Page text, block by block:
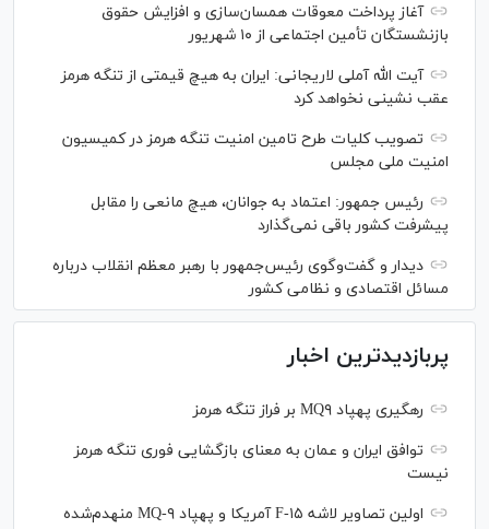
آغاز پرداخت معوقات همسان‌سازی و افزایش حقوق
بازنشستگان تأمین اجتماعی از ۱۰ شهریور
آیت الله آملی لاریجانی: ایران به هیچ قیمتی از تنگه هرمز
عقب نشینی نخواهد کرد
تصویب کلیات طرح تامین امنیت تنگه هرمز در کمیسیون
امنیت ملی مجلس
رئیس جمهور: اعتماد به جوانان، هیچ مانعی را مقابل
پیشرفت کشور باقی نمی‌گذارد
دیدار و گفت‌‌وگوی رئیس‌جمهور با رهبر معظم انقلاب درباره
مسائل اقتصادی و نظامی کشور
پربازدیدترین اخبار
رهگیری پهپاد MQ۹ بر فراز تنگه هرمز
توافق ایران و عمان به معنای بازگشایی فوری تنگه هرمز
نیست
اولین تصاویر لاشه F-۱۵ آمریکا و پهپاد MQ-۹ منهدم‌شده